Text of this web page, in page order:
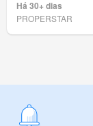
Há 30+ dias
PROPERSTAR